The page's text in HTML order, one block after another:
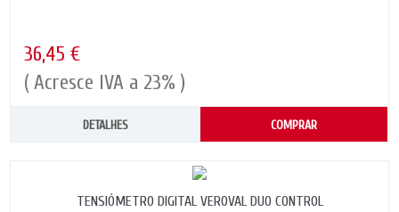
36,45 €
( Acresce IVA a 23% )
DETALHES COMPRAR
TENSIÓMETRO DIGITAL VEROVAL DUO CONTROL